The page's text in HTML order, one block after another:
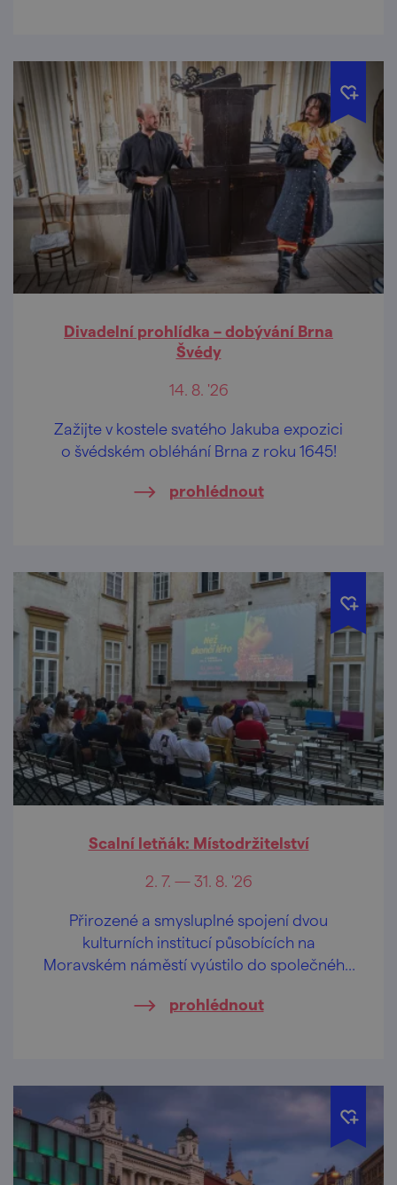
Divadelní prohlídka – dobývání Brna
Švédy
14. 8. '26
Zažijte v kostele svatého Jakuba expozici
o švédském obléhání Brna z roku 1645!
prohlédnout
Scalní letňák: Místodržitelství
2. 7. — 31. 8. '26
Přirozené a smysluplné spojení dvou
kulturních institucí působících na
Moravském náměstí vyústilo do společného
prohlédnout